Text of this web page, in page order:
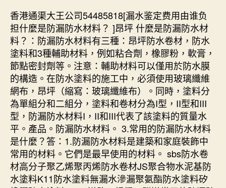
香港通渠大王公司54485818[漏水鉴定费用由谁负
担什麼是防漏防水材料？ ]昂坪 什麼是防漏防水材
料？：防漏防水材料有三種：昂坪防水卷材，防水
塗料和3種輔助材料，例如粘合劑，橡膠粉，軟膏，
節點密封劑等。注意：輔助材料可以僅用於防水膜
的構造。在防水塗料的施工中，必須使用玻璃纖維
網布，昂坪（縮寫：玻璃纖維布）。同時，塗料分
為單組分和二組分，塗料和卷材分為I型，II型和III
型，防漏防水材料I，II和III代表了該塗料的質量水
平。產品。防漏防水材料。 3.常用的防漏防水材料
是什麼？答：1.防漏防水材料是建築和家庭裝飾中
常用的材料。它們是最早使用的材料。 sbs防水卷
材高分子聚乙烯聚丙烯防水卷材JS聚合物水泥基防
水塗料K11防水塗料無漏水滲漏聚氨酯防水塗料矽